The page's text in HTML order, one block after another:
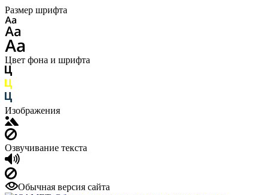
Размер шрифта
Цвет фона и шрифта
Изображения
Озвучивание текста
Обычная версия сайта